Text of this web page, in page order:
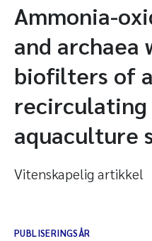
Ammonia-
and archaea
biofilters of
recirculating
aquaculture
Vitenskapelig artikkel
PUBLISERINGSÅR